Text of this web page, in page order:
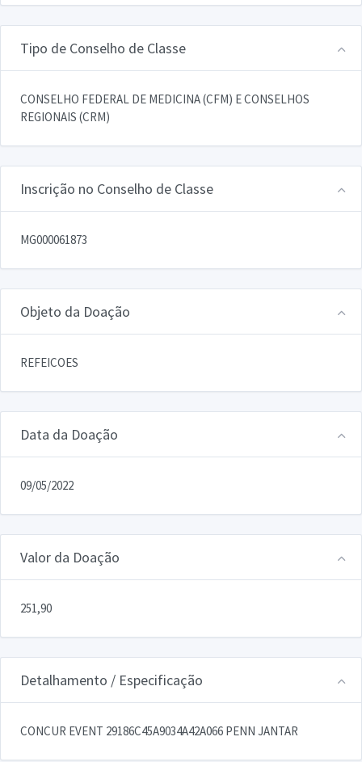
Tipo de Conselho de Classe
CONSELHO FEDERAL DE MEDICINA (CFM) E CONSELHOS
REGIONAIS (CRM)
Inscrição no Conselho de Classe
MG000061873
Objeto da Doação
REFEICOES
Data da Doação
09/05/2022
Valor da Doação
251,90
Detalhamento / Especificação
CONCUR EVENT 29186C45A9034A42A066 PENN JANTAR